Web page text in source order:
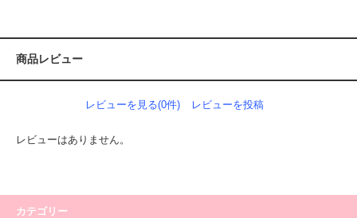
商品レビュー
レビューを見る(0件) レビューを投稿
レビューはありません。
カテゴリー